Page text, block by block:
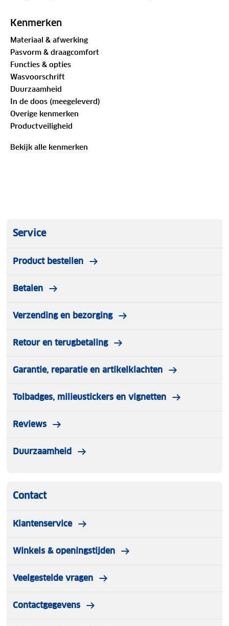
wintersport, maar ook geschikt voor dagelijks
huid en sluit goed aan zonder te knellen. Door de
elastische eigenschappen beweegt de legging
moeiteloos met je mee, zodat je ongehinderd actief
blijft, ongeacht de omstandigheden.
Eigenschappen van Xtreme Thermolegging Heren
Merino Wol
Thermolegging voor heren
Kenmerken
Materiaal & afwerking
Pasvorm & draagcomfort
Functies & opties
Wasvoorschrift
Duurzaamheid
In de doos (meegeleverd)
Overige kenmerken
Productveiligheid
Bekijk alle kenmerken
Service
Product bestellen
Betalen
Verzending en bezorging
Retour en terugbetaling
Garantie, reparatie en artikelklachten
Tolbadges, milieustickers en vignetten
Reviews
Duurzaamheid
Contact
Klantenservice
Winkels & openingstijden
Veelgestelde vragen
Contactgegevens